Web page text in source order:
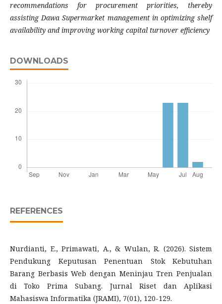
recommendations for procurement priorities, thereby
assisting Dawa Supermarket management in optimizing shelf
availability and improving working capital turnover efficiency
DOWNLOADS
REFERENCES
Nurdianti, E., Primawati, A., & Wulan, R. (2026). Sistem
Pendukung Keputusan Penentuan Stok Kebutuhan
Barang Berbasis Web dengan Meninjau Tren Penjualan
di Toko Prima Subang. Jurnal Riset dan Aplikasi
Mahasiswa Informatika (JRAMI), 7(01), 120-129.